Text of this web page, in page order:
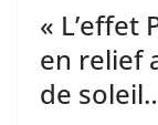
« L’effet
en relief
de